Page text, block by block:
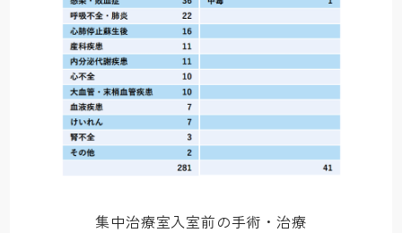
集中治療室入室前の手術・治療